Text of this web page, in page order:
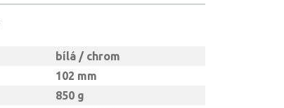
bílá / chrom
102 mm
850 g